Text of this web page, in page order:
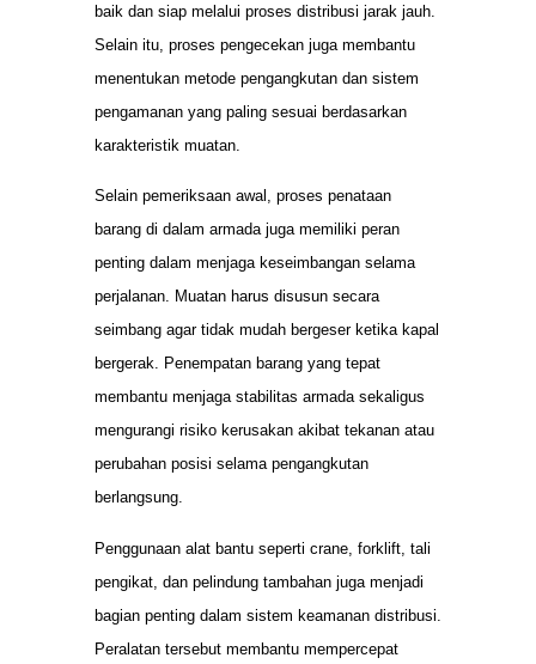
baik dan siap melalui proses distribusi jarak jauh.
Selain itu, proses pengecekan juga membantu
menentukan metode pengangkutan dan sistem
pengamanan yang paling sesuai berdasarkan
karakteristik muatan.
Selain pemeriksaan awal, proses penataan
barang di dalam armada juga memiliki peran
penting dalam menjaga keseimbangan selama
perjalanan. Muatan harus disusun secara
seimbang agar tidak mudah bergeser ketika kapal
bergerak. Penempatan barang yang tepat
membantu menjaga stabilitas armada sekaligus
mengurangi risiko kerusakan akibat tekanan atau
perubahan posisi selama pengangkutan
berlangsung.
Penggunaan alat bantu seperti crane, forklift, tali
pengikat, dan pelindung tambahan juga menjadi
bagian penting dalam sistem keamanan distribusi.
Peralatan tersebut membantu mempercepat